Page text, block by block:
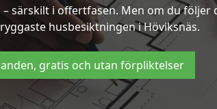
särskilt i offertfasen. Men om du
husbesiktningen i Höviksnäs.
gratis och utan förpliktelser